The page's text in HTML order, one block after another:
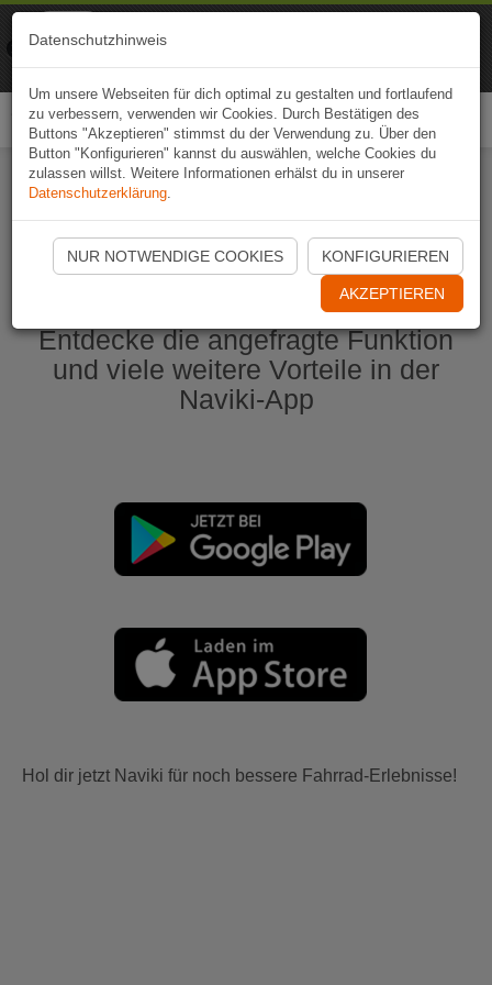
Naviki App jetzt öffnen
Entdecke die angefragte Funktion
und viele weitere Vorteile in der
Naviki-App
Hol dir jetzt Naviki für noch bessere Fahrrad-Erlebnisse!
Datenschutzhinweis
Um unsere Webseiten für dich optimal zu gestalten und fortlaufend
zu verbessern, verwenden wir Cookies. Durch Bestätigen des
Buttons "Akzeptieren" stimmst du der Verwendung zu. Über den
Button "Konfigurieren" kannst du auswählen, welche Cookies du
zulassen willst. Weitere Informationen erhälst du in unserer
Datenschutzerklärung.
NUR NOTWENDIGE COOKIES KONFIGURIEREN
AKZEPTIEREN
Naviki